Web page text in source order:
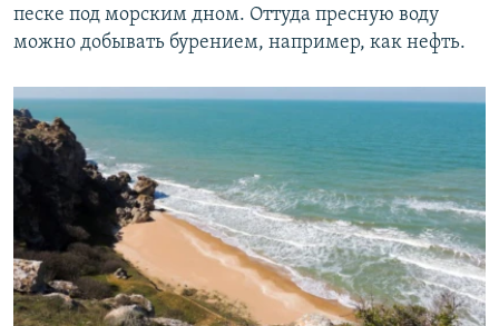
песке под морским дном. Оттуда пресную воду
можно добывать бурением, например, как нефть.